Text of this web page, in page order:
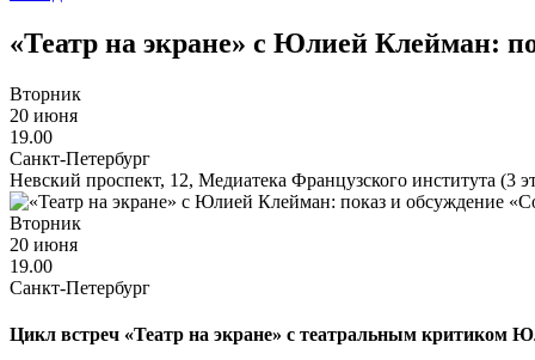
«Театр на экране» с Юлией Клейман:
Вторник
20 июня
19.00
Санкт-Петербург
Невский проспект, 12, Медиатека Французского института (3
Вторник
20 июня
19.00
Санкт-Петербург
Цикл встреч «Театр на экране» с театральным критиком